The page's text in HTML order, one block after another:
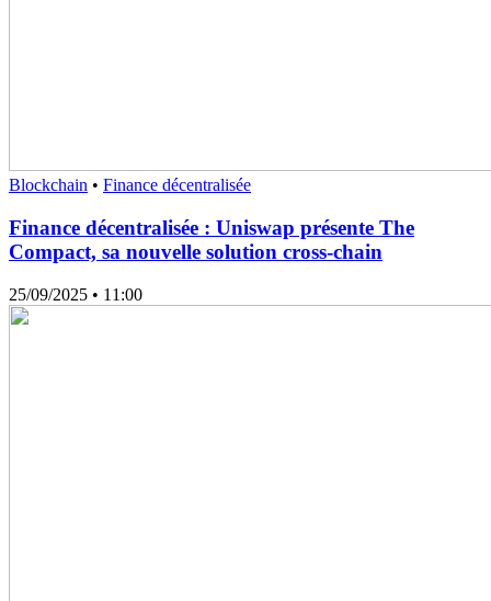
Blockchain • Finance décentralisée
Finance décentralisée : Uniswap présente The
Compact, sa nouvelle solution cross-chain
25/09/2025 • 11:00